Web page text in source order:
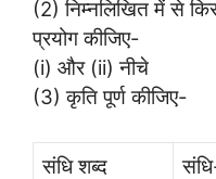
(2) निम्नलिखित में से
प्रयोग कीजिए-
(i) और (ii) नीचे
(3) कृति पूर्ण कीजिए-
संधि शब्द